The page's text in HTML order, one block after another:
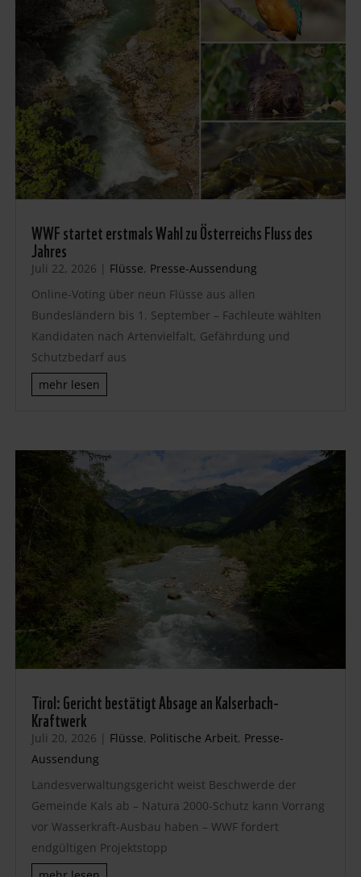
WWF startet erstmals Wahl zu Österreichs Fluss des
Jahres
Juli 22, 2026 | Flüsse, Presse-Aussendung
Online-Voting über neun Flüsse aus allen
Bundesländern bis 1. September – Fachleute wählten
Kandidaten nach Artenvielfalt, Gefährdung und
Schutzbedarf aus
mehr lesen
Tirol: Gericht bestätigt Absage an Kalserbach-
Kraftwerk
Juli 20, 2026 | Flüsse, Politische Arbeit, Presse-
Aussendung
Landesverwaltungsgericht weist Beschwerde der
Gemeinde Kals ab – Natura 2000-Schutz kann Vorrang
vor Wasserkraft-Ausbau haben – WWF fordert
endgültigen Projektstopp